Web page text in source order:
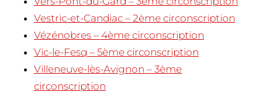
Vestric-et-Candiac – 2ème circonscription
Vézénobres – 4ème circonscription
Vic-le-Fesq – 5ème circonscription
Villeneuve-lès-Avignon – 3ème
circonscription